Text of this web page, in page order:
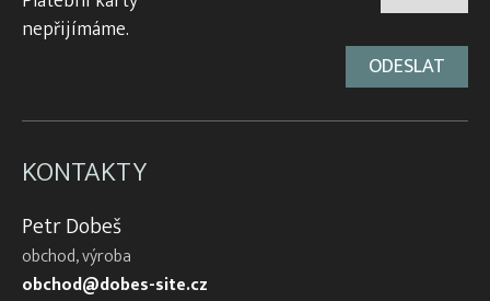
nepřijímáme.
KONTAKTY
Petr Dobeš
obchod, výroba
obchod@dobes-site.cz